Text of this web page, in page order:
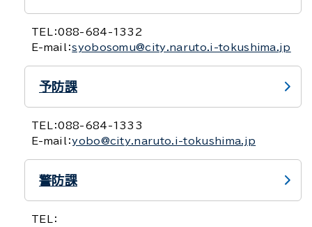
TEL：088-684-1332
E-mail：syobosomu@city.naruto.i-tokushima.jp
予防課
TEL：088-684-1333
E-mail：yobo@city.naruto.i-tokushima.jp
警防課
TEL：